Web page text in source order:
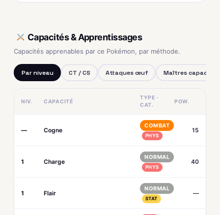
Capacités & Apprentissages
Capacités apprenables par ce Pokémon, par méthode.
Par niveau CT / CS Attaques œuf Maîtres capacités
NIV. CAPACITÉ
TYPE ·
CAT.
POW.
— Cogne
COMBAT
PHYS
15
1 Charge
NORMAL
PHYS
40
1 Flair
NORMAL
STAT
—